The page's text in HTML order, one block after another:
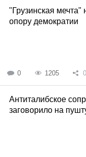
"Грузинская
опору демократии
0 1205 0
Антиталибское
заговорило на